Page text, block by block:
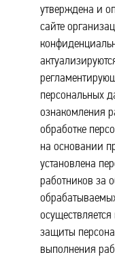
утверждена и
сайте
персональных
ознакомления
обработке
на основании
установлена
работников за
защиты
выполнения